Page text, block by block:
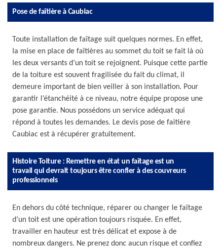
Pose de faîtière à Caubiac
Toute installation de faîtage suit quelques normes. En effet,
la mise en place de faîtières au sommet du toit se fait là où
les deux versants d’un toit se rejoignent. Puisque cette partie
de la toiture est souvent fragilisée du fait du climat, il
demeure important de bien veiller à son installation. Pour
garantir l’étanchéité à ce niveau, notre équipe propose une
pose garantie. Nous possédons un service adéquat qui
répond à toutes les demandes. Le devis pose de faitière
Caubiac est à récupérer gratuitement.
Histoire Toiture : Remettre en état un faîtage est un
travail qui devrait toujours être confier à des couvreurs
professionnels
En dehors du côté technique, réparer ou changer le faîtage
d’un toit est une opération toujours risquée. En effet,
travailler en hauteur est très délicat et expose à de
nombreux dangers. Ne prenez donc aucun risque et confiez